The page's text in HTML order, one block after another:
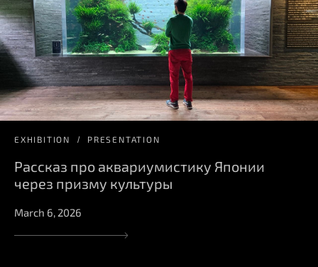
EXHIBITION PRESENTATION
Рассказ про аквариумистику Японии
через призму культуры
March 6, 2026